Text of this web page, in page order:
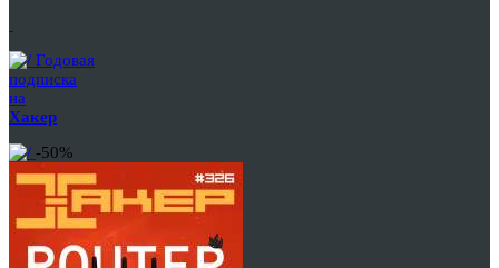
Годовая
подписка
на
Хакер
-50%